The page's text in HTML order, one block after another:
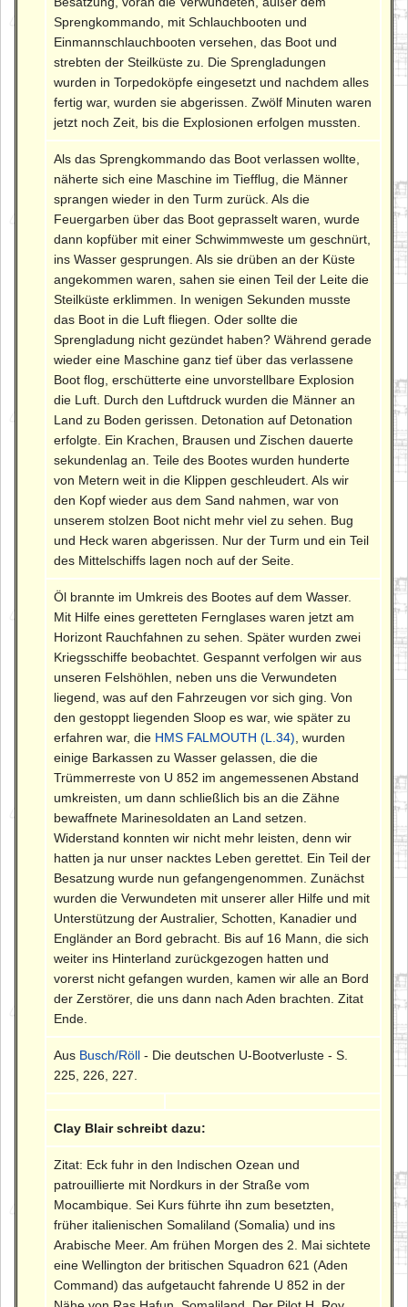
Sprengkommando, mit Schlauchbooten und
Einmannschlauchbooten versehen, das Boot und
strebten der Steilküste zu. Die Sprengladungen
wurden in Torpedoköpfe eingesetzt und nachdem alles
fertig war, wurden sie abgerissen. Zwölf Minuten waren
jetzt noch Zeit, bis die Explosionen erfolgen mussten.
Als das Sprengkommando das Boot verlassen wollte,
näherte sich eine Maschine im Tiefflug, die Männer
sprangen wieder in den Turm zurück. Als die
Feuergarben über das Boot geprasselt waren, wurde
dann kopfüber mit einer Schwimmweste um geschnürt,
ins Wasser gesprungen. Als sie drüben an der Küste
angekommen waren, sahen sie einen Teil der Leite die
Steilküste erklimmen. In wenigen Sekunden musste
das Boot in die Luft fliegen. Oder sollte die
Sprengladung nicht gezündet haben? Während gerade
wieder eine Maschine ganz tief über das verlassene
Boot flog, erschütterte eine unvorstellbare Explosion
die Luft. Durch den Luftdruck wurden die Männer an
Land zu Boden gerissen. Detonation auf Detonation
erfolgte. Ein Krachen, Brausen und Zischen dauerte
sekundenlag an. Teile des Bootes wurden hunderte
von Metern weit in die Klippen geschleudert. Als wir
den Kopf wieder aus dem Sand nahmen, war von
unserem stolzen Boot nicht mehr viel zu sehen. Bug
und Heck waren abgerissen. Nur der Turm und ein Teil
des Mittelschiffs lagen noch auf der Seite.
Öl brannte im Umkreis des Bootes auf dem Wasser.
Mit Hilfe eines geretteten Fernglases waren jetzt am
Horizont Rauchfahnen zu sehen. Später wurden zwei
Kriegsschiffe beobachtet. Gespannt verfolgen wir aus
unseren Felshöhlen, neben uns die Verwundeten
liegend, was auf den Fahrzeugen vor sich ging. Von
den gestoppt liegenden Sloop es war, wie später zu
erfahren war, die HMS FALMOUTH (L.34) , wurden
einige Barkassen zu Wasser gelassen, die die
Trümmerreste von U 852 im angemessenen Abstand
umkreisten, um dann schließlich bis an die Zähne
bewaffnete Marinesoldaten an Land setzen.
Widerstand konnten wir nicht mehr leisten, denn wir
hatten ja nur unser nacktes Leben gerettet. Ein Teil der
Besatzung wurde nun gefangengenommen. Zunächst
wurden die Verwundeten mit unserer aller Hilfe und mit
Unterstützung der Australier, Schotten, Kanadier und
Engländer an Bord gebracht. Bis auf 16 Mann, die sich
weiter ins Hinterland zurückgezogen hatten und
vorerst nicht gefangen wurden, kamen wir alle an Bord
der Zerstörer, die uns dann nach Aden brachten. Zitat
Ende.
Aus Busch/Röll - Die deutschen U-Bootverluste - S.
225, 226, 227.
Clay Blair schreibt dazu:
Zitat: Eck fuhr in den Indischen Ozean und
patrouillierte mit Nordkurs in der Straße vom
Mocambique. Sei Kurs führte ihn zum besetzten,
früher italienischen Somaliland (Somalia) und ins
Arabische Meer. Am frühen Morgen des 2. Mai sichtete
eine Wellington der britischen Squadron 621 (Aden
Command) das aufgetaucht fahrende U 852 in der